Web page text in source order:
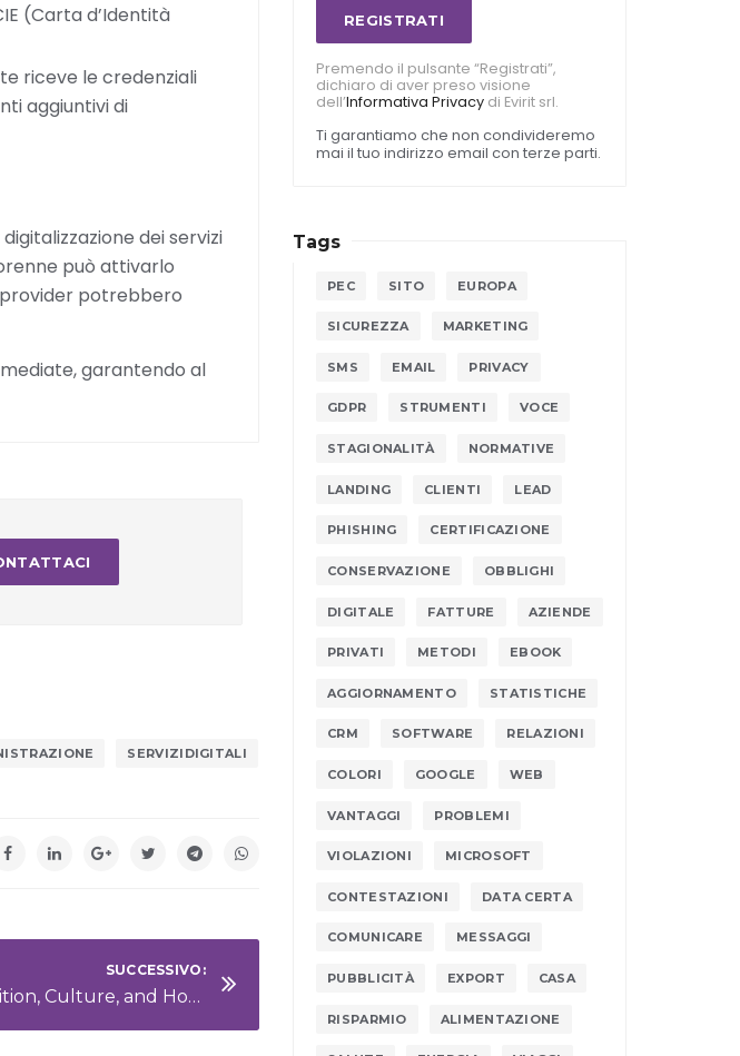
(Carta d’Identità
riceve le credenziali
aggiuntivi di
dei servizi
può attivarlo
potrebbero
garantendo al
SERVIZIDIGITALI
SUCCESSIVO:
Pordenone: Tradition, Culture, and Hospitality in the Heart of Friuli Venezia Giulia
REGISTRATI
Premendo il pulsante “Registrati”,
dichiaro di aver preso visione
dell’Informativa Privacy di Evirit srl.
Ti garantiamo che non condivideremo
mai il tuo indirizzo email con terze parti.
Tags
PEC SITO EUROPA
SICUREZZA MARKETING
SMS EMAIL PRIVACY
GDPR STRUMENTI VOCE
STAGIONALITÀ NORMATIVE
LANDING CLIENTI LEAD
PHISHING CERTIFICAZIONE
CONSERVAZIONE OBBLIGHI
DIGITALE FATTURE AZIENDE
PRIVATI METODI EBOOK
AGGIORNAMENTO STATISTICHE
CRM SOFTWARE RELAZIONI
COLORI GOOGLE WEB
VANTAGGI PROBLEMI
VIOLAZIONI MICROSOFT
CONTESTAZIONI DATA CERTA
COMUNICARE MESSAGGI
PUBBLICITÀ EXPORT CASA
RISPARMIO ALIMENTAZIONE